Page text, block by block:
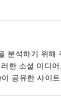
분석하기 위해
한 소셜 미디
공유한 사이
shipping 테스트
INSTEK 제품은
. 기업 문화의 핵
없어서는 안 되는